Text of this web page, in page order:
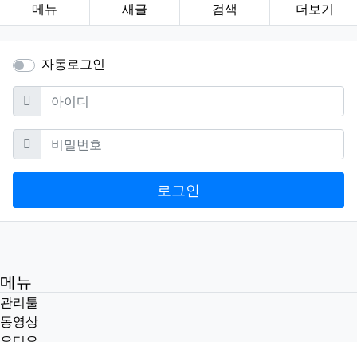
메뉴 새글 검색 더보기
자동로그인
아이디
필수
비밀번호필수
로그인
메뉴
관리툴
동영상